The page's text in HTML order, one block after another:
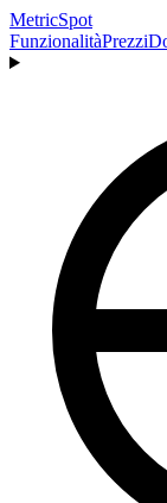
MetricSpot
FunzionalitàPrezzi